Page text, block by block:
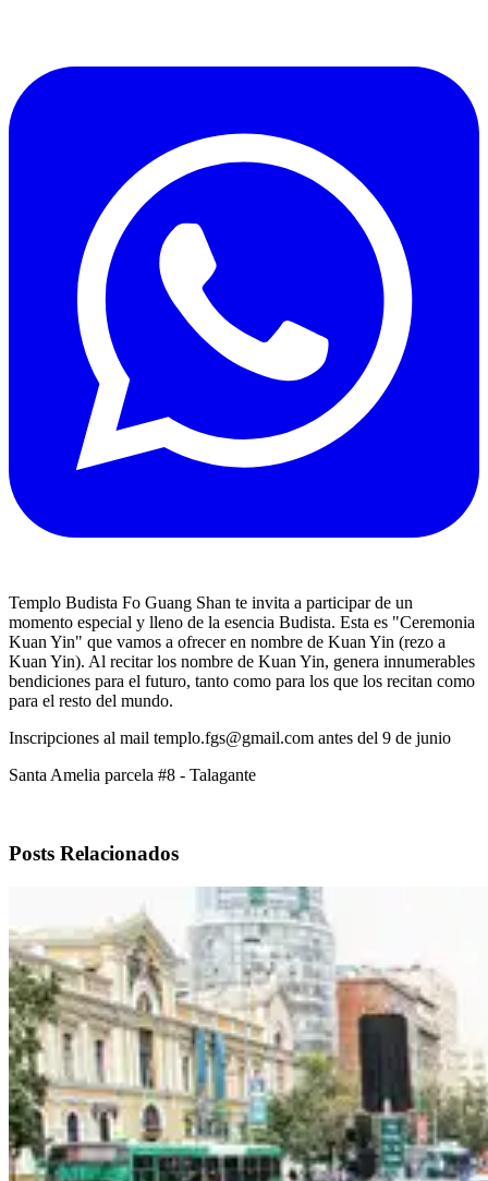
Templo Budista Fo Guang Shan te invita a participar de un
momento especial y lleno de la esencia Budista. Esta es "Ceremonia
Kuan Yin" que vamos a ofrecer en nombre de Kuan Yin (rezo a
Kuan Yin). Al recitar los nombre de Kuan Yin, genera innumerables
bendiciones para el futuro, tanto como para los que los recitan como
para el resto del mundo.
Inscripciones al mail templo.fgs@gmail.com antes del 9 de junio
Santa Amelia parcela #8 - Talagante
Posts Relacionados